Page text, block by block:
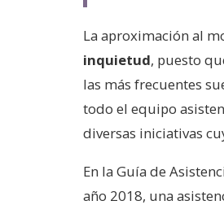
La aproximación al
inquietud, puesto
las más frecuentes
todo el equipo
diversas iniciativas
En la Guía de
año 2018, una